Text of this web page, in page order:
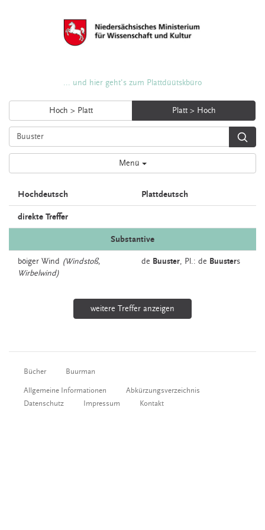
... und hier geht's zum Plattdüütskbüro
Hoch > Platt Platt > Hoch
Menü
Hochdeutsch Plattdeutsch
direkte Treffer
Substantive
böiger Wind (Windstoß,
Wirbelwind)
de Buuster, Pl.: de Buusters
weitere Treffer anzeigen
Bücher Buurman
Allgemeine Informationen
Abkürzungsverzeichnis
Datenschutz
Impressum Kontakt